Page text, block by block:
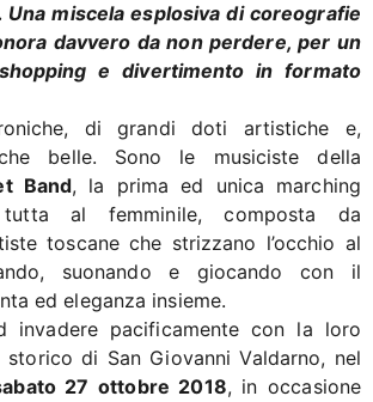
miscela esplosiva di coreografie
davvero da non perdere, per un
e divertimento in formato
di grandi doti artistiche e,
belle. Sono le musiciste della
Band, la prima ed unica marching
al femminile, composta da
toscane che strizzano l’occhio al
suonando e giocando con il
ed eleganza insieme.
invadere pacificamente con la loro
di San Giovanni Valdarno, nel
27 ottobre 2018, in occasione